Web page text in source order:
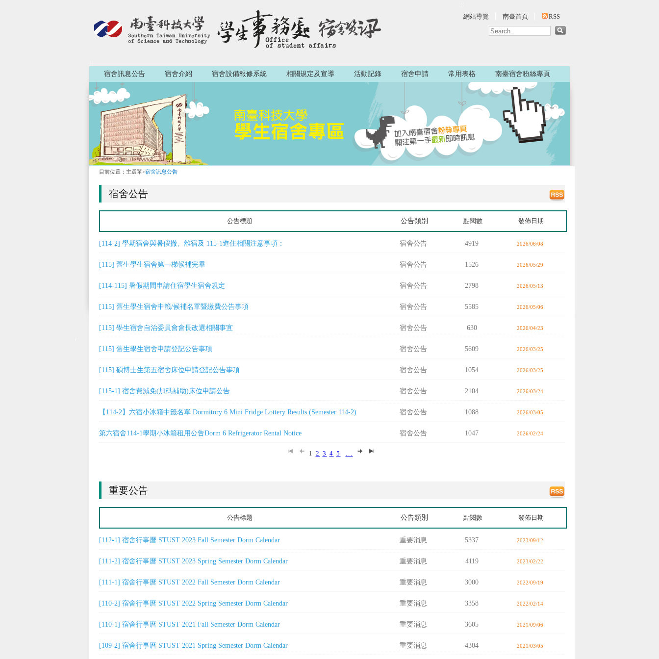
網站導覽
南臺首頁 RSS
宿舍訊息公告
宿舍介紹 宿舍設備報修系統 相關規定及宣導 活動記錄 宿舍申請 常用表格 南臺宿舍粉絲專頁
:::
目前位置： 主選單>宿舍訊息公告
宿舍公告
公告標題 公告類別 點閱數 發佈日期
[114-2] 學期宿舍與暑假撤、離宿及 115-1進住相關注意事項： 宿舍公告 4919 2026/06/08
[115] 舊生學生宿舍第一梯候補完畢 宿舍公告 1526 2026/05/29
[114-115] 暑假期間申請住宿學生宿舍規定 宿舍公告 2798 2026/05/13
[115] 舊生學生宿舍中籤/候補名單暨繳費公告事項 宿舍公告 5585 2026/05/06
[115] 學生宿舍自治委員會會長改選相關事宜 宿舍公告 630 2026/04/23
[115] 舊生學生宿舍申請登記公告事項 宿舍公告 5609 2026/03/25
[115] 碩博士生第五宿舍床位申請登記公告事項 宿舍公告 1054 2026/03/25
[115-1] 宿舍費減免(加碼補助)床位申請公告 宿舍公告 2104 2026/03/24
【114-2】六宿小冰箱中籤名單 Dormitory 6 Mini Fridge Lottery Results (Semester 114-2) 宿舍公告 1088 2026/03/05
第六宿舍114-1學期小冰箱租用公告Dorm 6 Refrigerator Rental Notice 宿舍公告 1047 2026/02/24
1 2 3 4 5 ...
重要公告
公告標題 公告類別 點閱數 發佈日期
[112-1] 宿舍行事曆 STUST 2023 Fall Semester Dorm Calendar 重要消息 5337 2023/09/12
[111-2] 宿舍行事曆 STUST 2023 Spring Semester Dorm Calendar 重要消息 4119 2023/02/22
[111-1] 宿舍行事曆 STUST 2022 Fall Semester Dorm Calendar 重要消息 3000 2022/09/19
[110-2] 宿舍行事曆 STUST 2022 Spring Semester Dorm Calendar 重要消息 3358 2022/02/14
[110-1] 宿舍行事曆 STUST 2021 Fall Semester Dorm Calendar 重要消息 3605 2021/09/06
[109-2] 宿舍行事曆 STUST 2021 Spring Semester Dorm Calendar 重要消息 4304 2021/03/05